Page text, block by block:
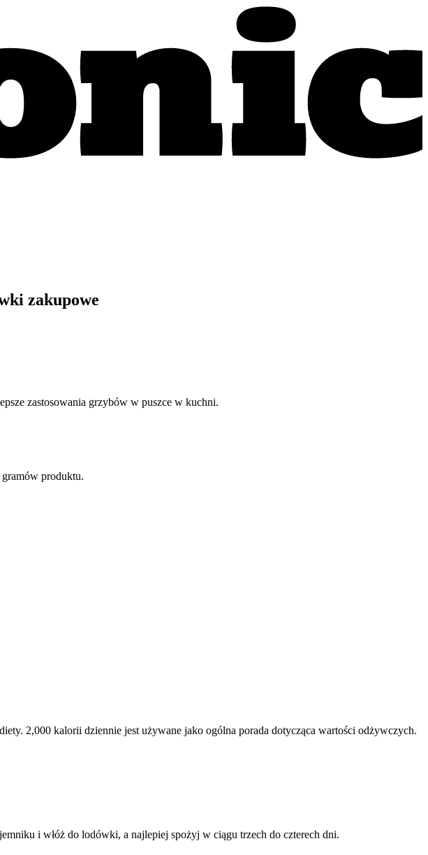
zakupowe
zastosowania grzybów w puszce w kuchni.
gramów produktu.
2,000 kalorii dziennie jest używane jako ogólna porada dotycząca wartości odżywczych.
i włóż do lodówki, a najlepiej spożyj w ciągu trzech do czterech dni.